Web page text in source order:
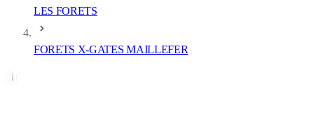
LES FORETS
FORETS X-GATES MAILLEFER